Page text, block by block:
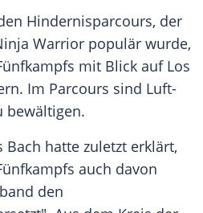
Hindernisparcours, der
Warrior populär wurde,
mit Blick auf Los
Im Parcours sind Luft-
bewältigen.
Bach hatte zuletzt erklärt,
auch davon
den